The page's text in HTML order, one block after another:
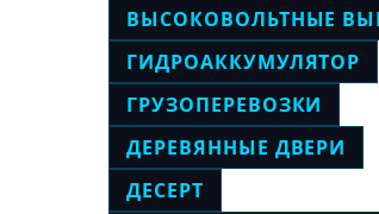
ВЫСОКОВОЛЬТНЫЕ
ГИДРОАККУМУЛЯТОР
ГРУЗОПЕРЕВОЗКИ
ДЕРЕВЯННЫЕ ДВЕРИ
ДЕСЕРТ